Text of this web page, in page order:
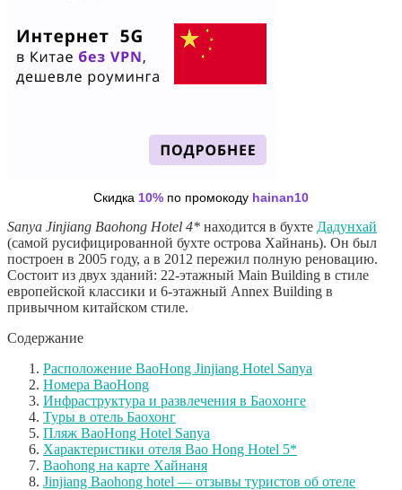
Скидка 10% по промокоду hainan10
Sanya Jinjiang Baohong Hotel 4* находится в бухте Дадунхай
(самой русифицированной бухте острова Хайнань). Он был
построен в 2005 году, а в 2012 пережил полную реновацию.
Состоит из двух зданий: 22-этажный Main Building в стиле
европейской классики и 6-этажный Annex Building в
привычном китайском стиле.
Содержание
Расположение BaoHong Jinjiang Hotel Sanya
Номера BaoHong
Инфраструктура и развлечения в Баохонге
Туры в отель Баохонг
Пляж BaoHong Hotel Sanya
Характеристики отеля Bao Hong Hotel 5*
Baohong на карте Хайнаня
Jinjiang Baohong hotel — отзывы туристов об отеле